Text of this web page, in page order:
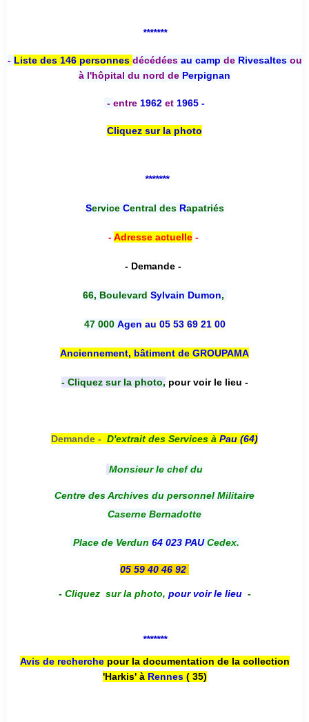
*******
- Liste des 146 personnes décédées au camp deRivesaltesou
à l'hôpital du nord de Perpignan
- entre 1962 et 1965 -
Cliquez sur la photo
*******
Service Central desRapatriés
-Adresse actuelle-
- Demande -
66, Boulevard Sylvain Dumon,
47 000 Agen au 05 53 69 21 00
Anciennement, bâtiment de GROUPAMA
- Cliquez sur la photo, pour voir le lieu -
Demande - D'extrait des Services à Pau (64)
Monsieur le chef du
Centre des Archives du personnel Militaire
Caserne Bernadotte
Place de Verdun 64 023 PAUCedex.
05 59 40 46 92
- Cliquez sur la photo, pour voir le lieu -
*******
Avis de recherche pour la documentation de la collection
'Harkis' à Rennes( 35)